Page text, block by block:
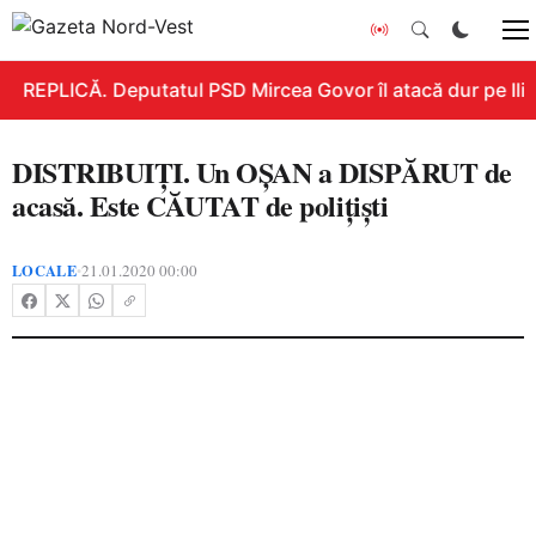
REPLICĂ. Deputatul PSD Mircea Govor îl atacă dur pe
DISTRIBUIŢI. Un OŞAN a DISPĂRUT de
acasă. Este CĂUTAT de poliţişti
LOCALE•21.01.2020 00:00